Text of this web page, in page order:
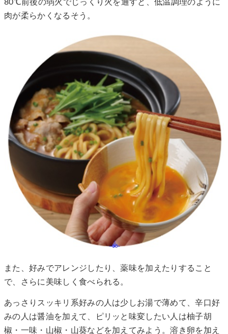
80℃前後の弱火でじっくり火を通すと、低温調理のように
肉が柔らかくなるそう。
また、好みでアレンジしたり、薬味を加えたりすること
で、さらに美味しく食べられる。
あっさりスッキリ系好みの人は少しお湯で薄めて、辛口好
みの人は醤油を加えて、ピリッと味変したい人は柚子胡
椒・一味・山椒・山葵などを加えてみよう。溶き卵を加え